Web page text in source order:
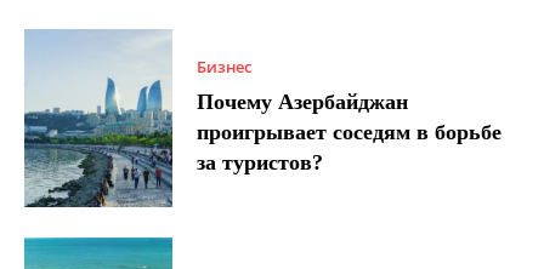
Бизнес
Почему Азербайджан
проигрывает соседям в борьбе
за туристов?